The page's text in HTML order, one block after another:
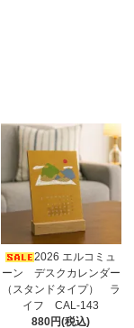
2026 エルコミュ
ーン デスクカレンダー
（スタンドタイプ） ラ
イフ CAL-143
880円(税込)